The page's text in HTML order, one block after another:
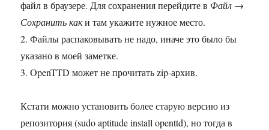
файл в браузере. Для сохранения перейдите в Файл →
Сохранить каки там укажите нужное место.
2. Файлы распаковывать не надо, иначе это было бы
указано в моей заметке.
3. OpenTTD может не прочитать zip-архив.
Кстати можно установить более старую версию из
репозитория (sudo aptitude install openttd), но тогда в